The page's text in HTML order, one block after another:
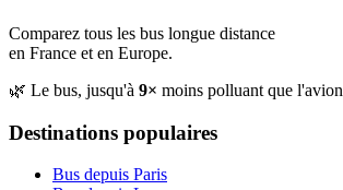
Comparez tous les bus longue distance
en France et en Europe.
🌿 Le bus, jusqu'à 9× moins polluant que l'avion
Destinations populaires
Bus depuis Paris